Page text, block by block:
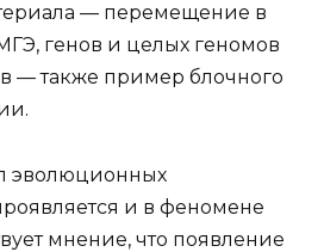
— перемещение в
генов и целых геномов
— также пример блочного
эволюционных
и в феномене
мнение, что появление